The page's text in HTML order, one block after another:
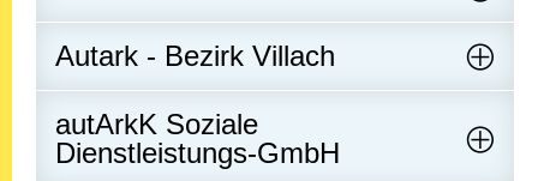
Autark - Bezirk Villach
autArkK Soziale
Dienstleistungs-GmbH